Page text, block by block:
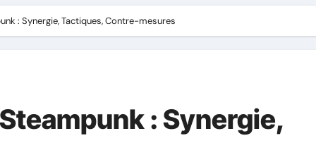
: Synergie, Tactiques, Contre-mesures
: Synergie,